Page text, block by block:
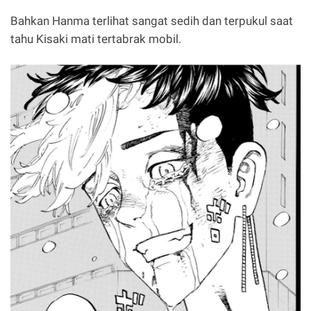
Bahkan Hanma terlihat sangat sedih dan terpukul saat
tahu Kisaki mati tertabrak mobil.